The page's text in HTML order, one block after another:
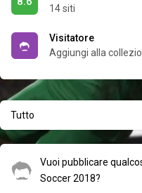
14 siti
Visitatore
Aggiungi alla
Tutto
Vuoi pubblicare
Soccer 2018?